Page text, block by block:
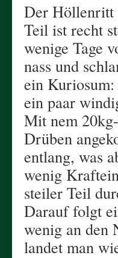
Der Höllenritt
Teil ist recht
wenige Tage
nass und
ein
ein paar
Mit nem
Drüben
entlang, was
wenig
steiler Teil
Darauf folgt
wenig an den
landet man